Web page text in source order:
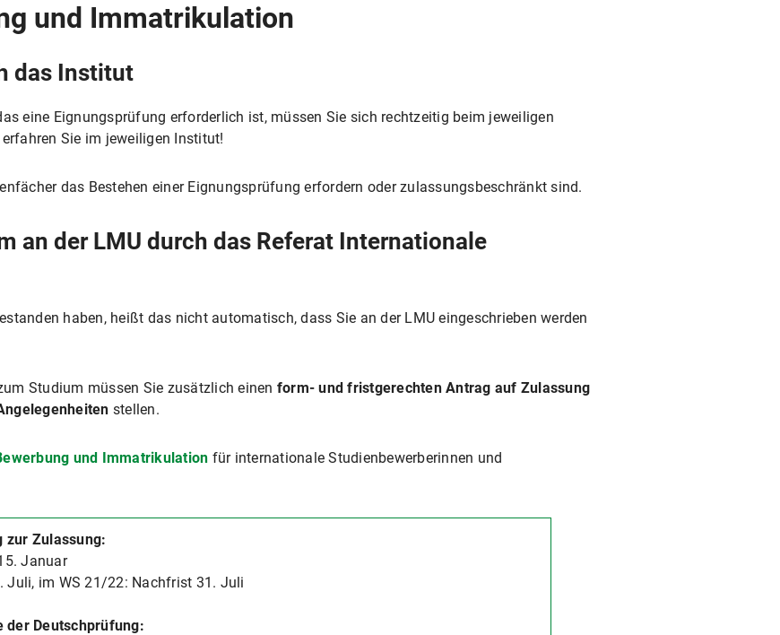
und Immatrikulation
das Institut
eine Eignungsprüfung erforderlich ist, müssen Sie sich rechtzeitig beim jeweiligen
Sie im jeweiligen Institut!
das Bestehen einer Eignungsprüfung erfordern oder zulassungsbeschränkt sind.
an der LMU durch das Referat Internationale
haben, heißt das nicht automatisch, dass Sie an der LMU eingeschrieben werden
Studium müssen Sie zusätzlich einen form- und fristgerechten Antrag auf Zulassung
stellen.
und Immatrikulation für internationale Studienbewerberinnen und
zur Zulassung:
Januar
Juli, im WS 21/22: Nachfrist 31. Juli
der Deutschprüfung: